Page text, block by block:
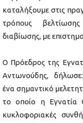
καταλήξουμε στις
τρόπους
διαβίωσης, με
Ο Πρόεδρος της
Αντωνούδης, δήλωσε:
ένα σημαντικό
το οποίο η Εγνατία
κυκλοφοριακές